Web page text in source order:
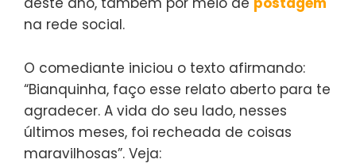
na rede social.
O comediante iniciou o texto afirmando:
“Bianquinha, faço esse relato aberto para te
agradecer. A vida do seu lado, nesses
últimos meses, foi recheada de coisas
maravilhosas”. Veja: